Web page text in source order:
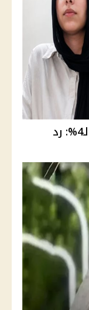
القصة الكاملة لأزمة ريم صاحبة الـ4%: رد